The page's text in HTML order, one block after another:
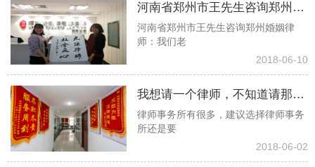
河南省郑州市王先生咨询郑州婚
姻律师：我们老伴俩今年都八十
多了，没有任何经济来源，有两
一个孙子，但是当我们问他要钱
时，他说他是孙子没有赡养我们
的义务，请问对吗？
河南省郑州市王先生咨询郑州婚姻律
师：我们老
2018-06-10
我想请一个律师，不知道请那个
律师事务所更好些！
律师事务所有很多，建议选择律师事务
所还是要
2018-06-02